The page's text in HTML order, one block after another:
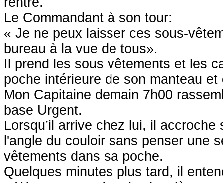
Le Commandant à son tour:
« Je ne peux laisser ces sous-
bureau à la vue de tous».
Il prend les sous vêtements et les
poche intérieure de son manteau
Mon Capitaine demain 7h00
base Urgent.
Lorsqu’il arrive chez lui, il accroche
l'angle du couloir sans penser une
vêtements dans sa poche.
Quelques minutes plus tard, il